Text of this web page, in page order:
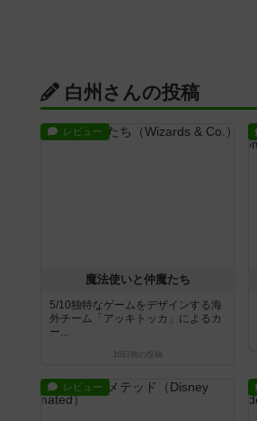
白州さんの投稿
レビュー
魔法使いと仲魔たち
5/10独特なゲームをデザインする海
外チーム「アッキトッカ」によるカ
ー...
10日前 の投稿
レビュー